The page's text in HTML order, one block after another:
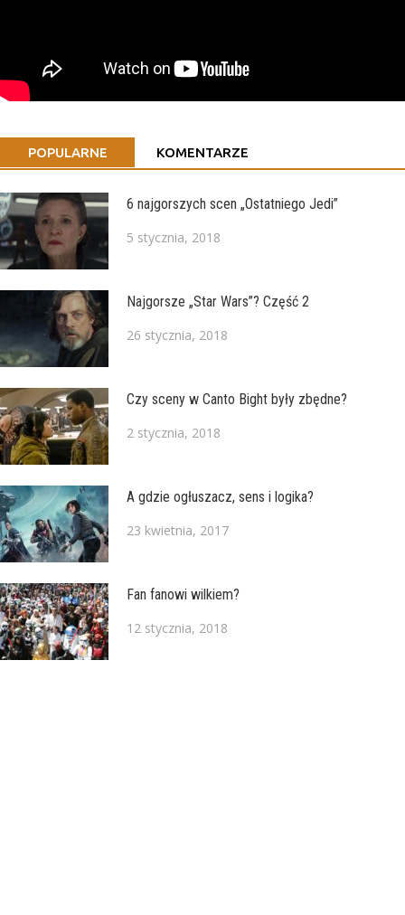
POPULARNE KOMENTARZE
6 najgorszych scen „Ostatniego Jedi”
5 stycznia, 2018
Najgorsze „Star Wars”? Część 2
26 stycznia, 2018
Czy sceny w Canto Bight były zbędne?
2 stycznia, 2018
A gdzie ogłuszacz, sens i logika?
23 kwietnia, 2017
Fan fanowi wilkiem?
12 stycznia, 2018